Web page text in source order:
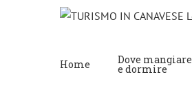
Home Dove mangiare
e dormire